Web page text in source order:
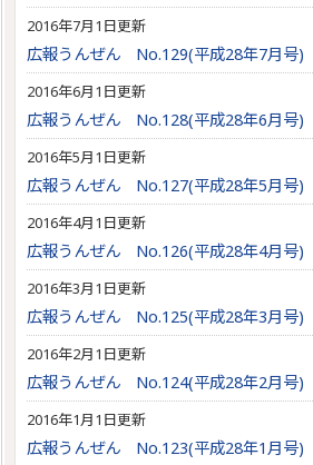
2016年7月1日更新
広報うんぜん No.129(平成28年7月号)
2016年6月1日更新
広報うんぜん No.128(平成28年6月号)
2016年5月1日更新
広報うんぜん No.127(平成28年5月号)
2016年4月1日更新
広報うんぜん No.126(平成28年4月号)
2016年3月1日更新
広報うんぜん No.125(平成28年3月号)
2016年2月1日更新
広報うんぜん No.124(平成28年2月号)
2016年1月1日更新
広報うんぜん No.123(平成28年1月号)